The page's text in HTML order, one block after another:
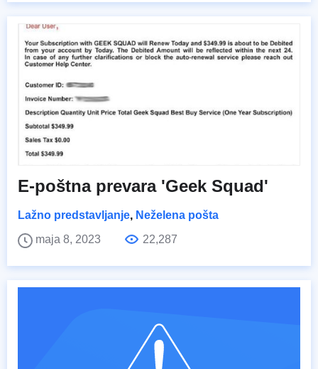
E-poštna prevara 'Geek Squad'
Lažno predstavljanje, Neželena pošta
maja 8, 2023
22,287